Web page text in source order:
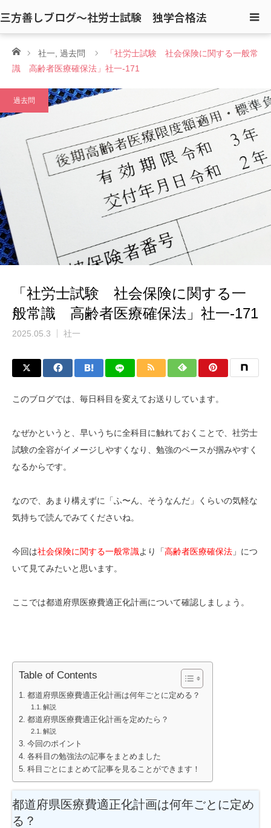
三方善しブログ〜社労士試験 独学合格法
ホーム社一 過去問
「社労士試験 社会保険に関する一般常
識 高齢者医療確保法」社一-171
過去問
「社労士試験 社会保険に関する一
般常識 高齢者医療確保法」社一-171
2025.05.3 社一
このブログでは、毎日科目を変えてお送りしています。
なぜかというと、早いうちに全科目に触れておくことで、社労士
試験の全容がイメージしやすくなり、勉強のペースが掴みやすく
なるからです。
なので、あまり構えずに「ふ〜ん、そうなんだ」くらいの気軽な
気持ちで読んでみてくださいね。
今回は社会保険に関する一般常識より「高齢者医療確保法 」につ
いて見てみたいと思います。
ここでは都道府県医療費適正化計画について確認しましょう。
Table of Contents
都道府県医療費適正化計画は何年ごとに定める？
解説
都道府県医療費適正化計画を定めたら？
解説
今回のポイント
各科目の勉強法の記事をまとめました
科目ごとにまとめて記事を見ることができます！
都道府県医療費適正化計画は何年ごとに定め
る？